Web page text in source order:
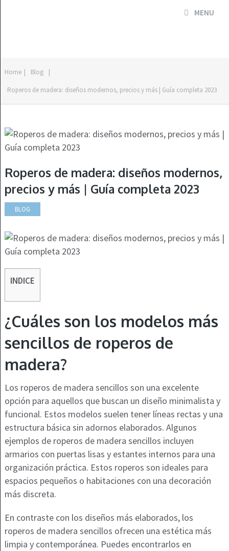
MENU
Home | Blog |
Roperos de madera: diseños modernos, precios y más | Guía completa 2023
Roperos de madera: diseños modernos,
precios y más | Guía completa 2023
BLOG
INDICE
¿Cuáles son los modelos más
sencillos de roperos de
madera?
Los roperos de madera sencillos son una excelente
opción para aquellos que buscan un diseño minimalista y
funcional. Estos modelos suelen tener líneas rectas y una
estructura básica sin adornos elaborados. Algunos
ejemplos de roperos de madera sencillos incluyen
armarios con puertas lisas y estantes internos para una
organización práctica. Estos roperos son ideales para
espacios pequeños o habitaciones con una decoración
más discreta.
En contraste con los diseños más elaborados, los
roperos de madera sencillos ofrecen una estética más
limpia y contemporánea. Puedes encontrarlos en